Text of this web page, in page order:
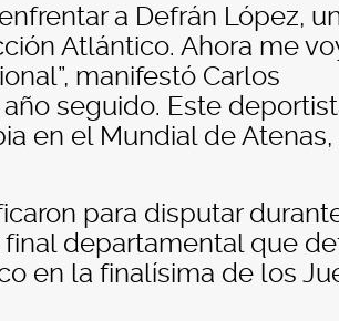
a Defrán López,
Atlántico. Ahora me
manifestó Carlos
seguido. Este
en el Mundial de Atenas,
para disputar
departamental que
en la finalísima de los